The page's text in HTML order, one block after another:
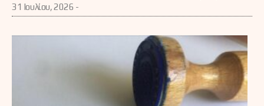
31 Ιουλίου, 2026 -